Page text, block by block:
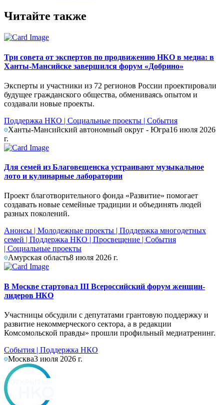
Читайте также
Три совета от экспертов по продвижению НКО в медиа: в
Ханты-Мансийске завершился форум «Добрино»
Эксперты и участники из 72 регионов России проектировали
будущее гражданского общества, обмениваясь опытом и
создавали новые проекты.
Поддержка НКО | Социальные проекты | События
Ханты-Мансийский автономный округ - Югра16 июля 2026
г.
Для семей из Благовещенска устраивают музыкальное
лото и кулинарные лаборатории
Проект благотворительного фонда «Развитие» помогает
создавать новые семейные традиции и объединять людей
разных поколений.
Анонсы | Молодежные проекты | Поддержка многодетных
семей | Поддержка НКО | Просвещение | События
| Социальные проекты
Амурская область8 июля 2026 г.
В Москве стартовал III Всероссийский форум женщин-
лидеров НКО
Участницы обсудили с депутатами грантовую поддержку и
развитие некоммерческого сектора, а в редакции
Комсомольской правды» прошли профильный медиатренинг.
События | Поддержка НКО
Москва3 июля 2026 г.